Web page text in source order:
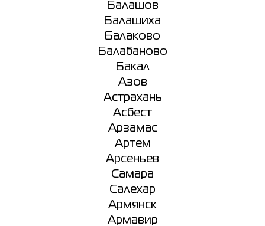
Балашов
Балашиха
Балаково
Балабаново
Бакал
Азов
Астрахань
Асбест
Арзамас
Артем
Арсеньев
Самара
Салехар
Армянск
Армавир